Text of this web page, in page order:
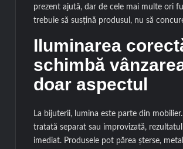
prezent ajută, dar de cele mai multe ori
trebuie să susțină produsul, nu să
Iluminarea
schimbă
doar aspectul
La bijuterii, lumina este parte din
tratată separat sau improvizată,
imediat. Produsele pot părea șterse,